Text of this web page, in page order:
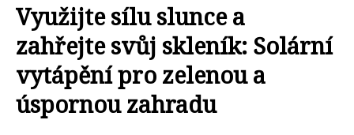
Využijte sílu slunce a
zahřejte svůj skleník: Solární
vytápění pro zelenou a
úspornou zahradu